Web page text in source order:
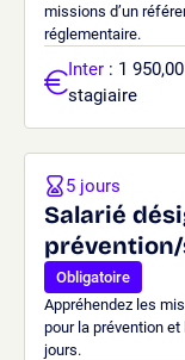
missions d’un
réglementaire.
Inter : 1
stagiaire
Salarié
prévention/
Obligatoire
Appréhendez les
pour la prévention
jours.
5 jours